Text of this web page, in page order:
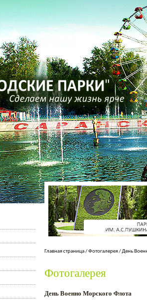
Главная страница/Фотогалерея/День
Фотогалерея
День Военно Морского Флота